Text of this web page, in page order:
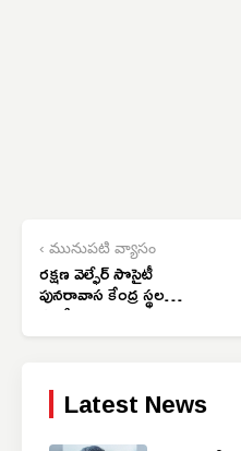
‹ మునుపటి వ్యాసం
రక్షణ వెల్ఫేర్ సొసైటీ
పునరావాస కేంద్ర స్థల
పరిశీలన
Latest News